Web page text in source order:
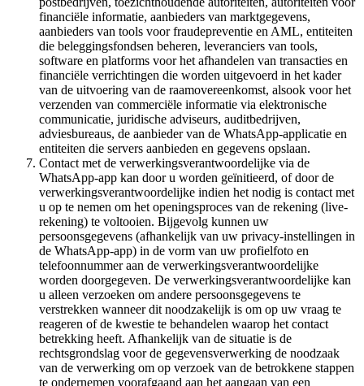
financiële informatie, aanbieders van marktgegevens,
aanbieders van tools voor fraudepreventie en AML, entiteiten
die beleggingsfondsen beheren, leveranciers van tools,
software en platforms voor het afhandelen van transacties en
financiële verrichtingen die worden uitgevoerd in het kader
van de uitvoering van de raamovereenkomst, alsook voor het
verzenden van commerciële informatie via elektronische
communicatie, juridische adviseurs, auditbedrijven,
adviesbureaus, de aanbieder van de WhatsApp-applicatie en
entiteiten die servers aanbieden en gegevens opslaan.
Contact met de verwerkingsverantwoordelijke via de
WhatsApp-app kan door u worden geïnitieerd, of door de
verwerkingsverantwoordelijke indien het nodig is contact met
u op te nemen om het openingsproces van de rekening (live-
rekening) te voltooien. Bijgevolg kunnen uw
persoonsgegevens (afhankelijk van uw privacy-instellingen in
de WhatsApp-app) in de vorm van uw profielfoto en
telefoonnummer aan de verwerkingsverantwoordelijke
worden doorgegeven. De verwerkingsverantwoordelijke kan
u alleen verzoeken om andere persoonsgegevens te
verstrekken wanneer dit noodzakelijk is om op uw vraag te
reageren of de kwestie te behandelen waarop het contact
betrekking heeft. Afhankelijk van de situatie is de
rechtsgrondslag voor de gegevensverwerking de noodzaak
van de verwerking om op verzoek van de betrokkene stappen
te ondernemen voorafgaand aan het aangaan van een